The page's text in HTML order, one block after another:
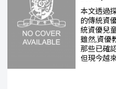
本文透過
的傳統資
統資優兒
雖然,資優
那些已確
但現今越